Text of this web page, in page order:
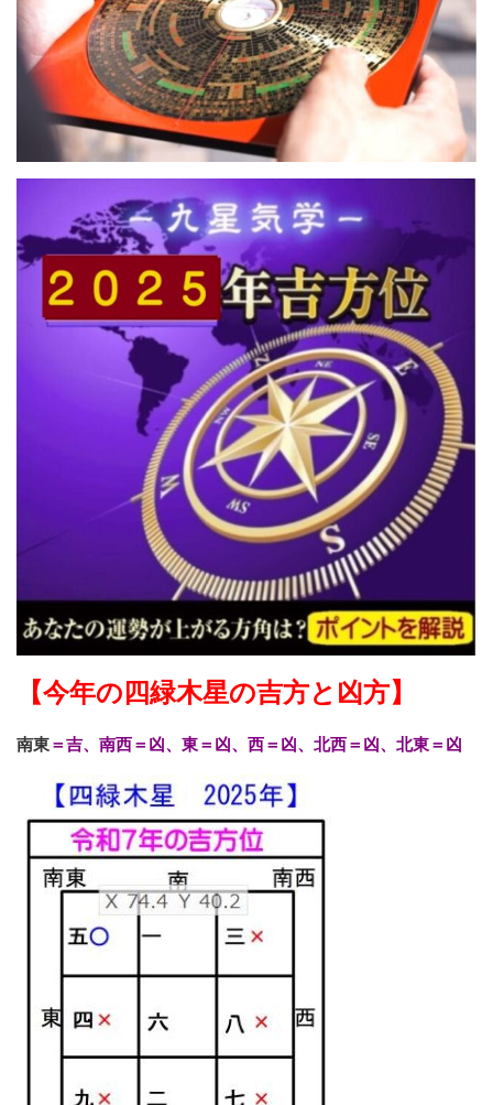
【今年の四緑木星の吉方と凶方】
南東＝吉、南西＝凶、東＝凶、西＝凶、北西＝凶、北東＝凶